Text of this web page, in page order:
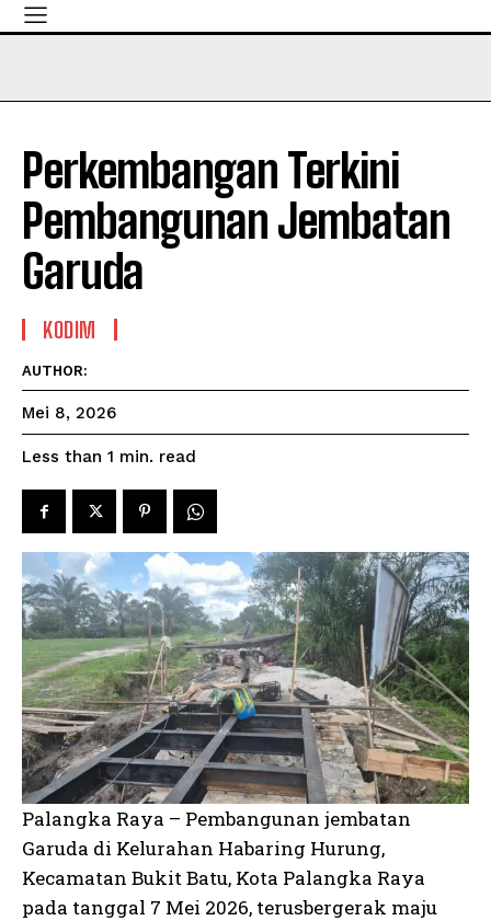
Perkembangan Terkini
Pembangunan Jembatan
Garuda
KODIM
AUTHOR:
Mei 8, 2026
Less than 1 min. read
Palangka Raya – Pembangunan jembatan
Garuda di Kelurahan Habaring Hurung,
Kecamatan Bukit Batu, Kota Palangka Raya
pada tanggal 7 Mei 2026, terusbergerak maju